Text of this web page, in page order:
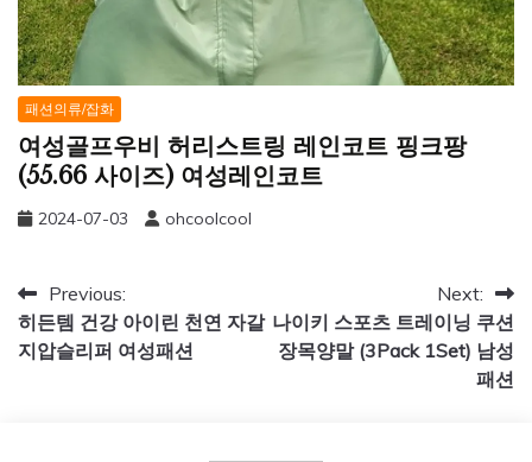
패션의류/잡화
여성골프우비 허리스트링 레인코트 핑크팡
(55.66 사이즈) 여성레인코트
2024-07-03 ohcoolcool
글
탐
Previous:
히든템 건강 아이린 천연 자갈
지압슬리퍼 여성패션
Next:
나이키 스포츠 트레이닝 쿠션
장목양말 (3Pack 1Set) 남성
패션